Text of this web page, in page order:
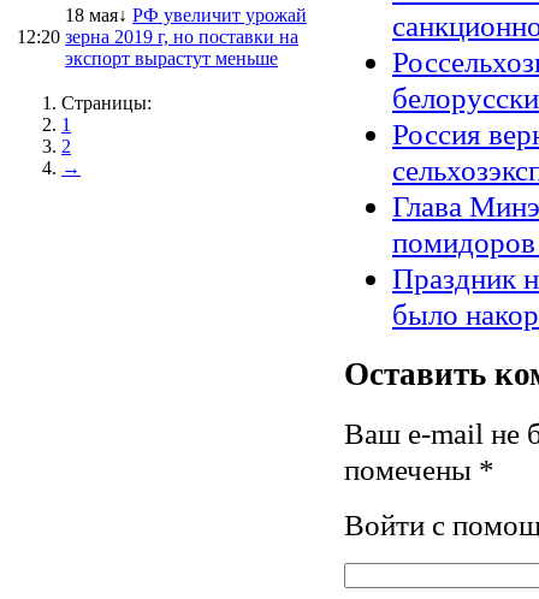
12:20
18 мая↓ РФ увеличит урожай
зерна 2019 г, но поставки на
экспорт вырастут меньше
Страницы:
1
2
→
Россия
Глава
Праздник
было
Оставить
Ваш e-mail не
помечены *
Войти с